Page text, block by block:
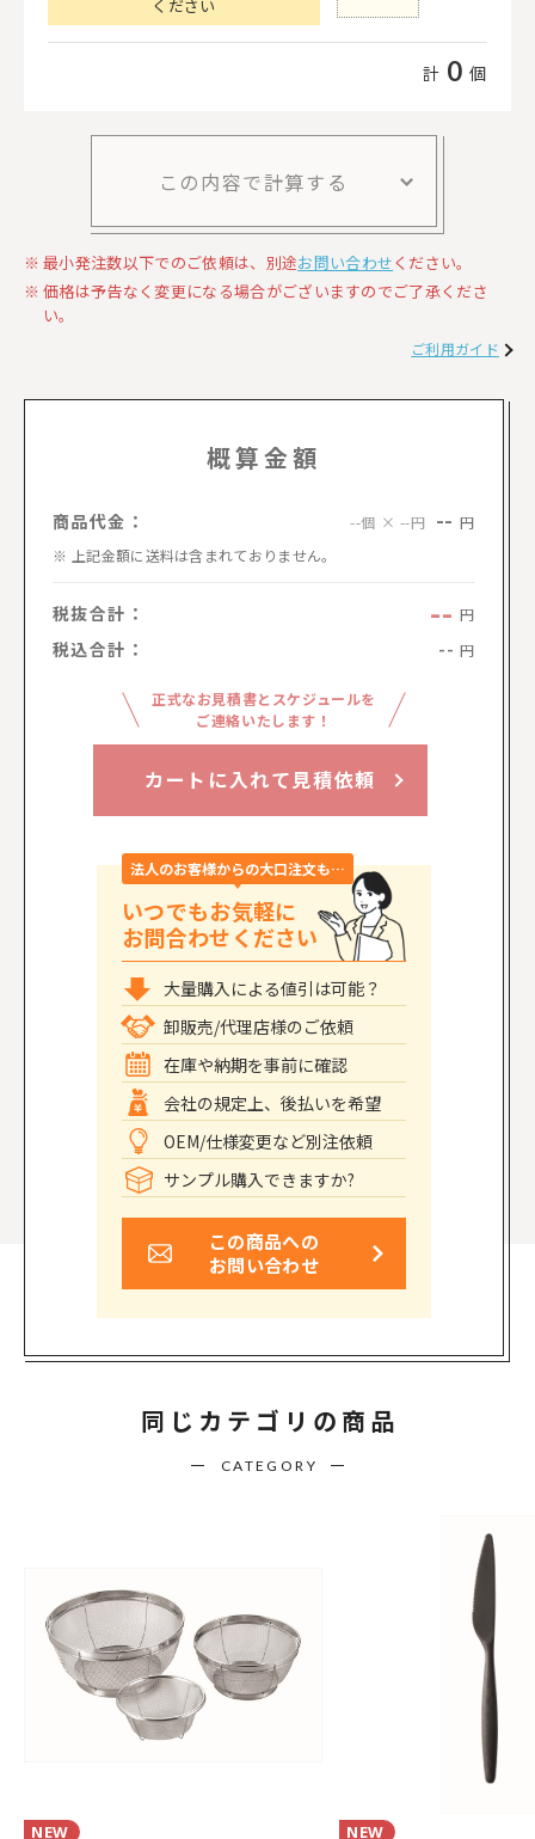
ください
計 0 個
この内容で計算する
最小発注数以下でのご依頼は、別途お問い合わせください。
価格は予告なく変更になる場合がございますのでご了承くださ
い。
ご利用ガイド
概算金額
商品代金： --個 × --円 -- 円
上記金額に送料は含まれておりません。
税抜合計： -- 円
税込合計： -- 円
正式なお見積書とスケジュールを
ご連絡いたします！
カートに入れて見積依頼
法人のお客様からの大口注文も…
いつでもお気軽に
お問合わせください
大量購入による値引は可能？
卸販売/代理店様のご依頼
在庫や納期を事前に確認
会社の規定上、後払いを希望
OEM/仕様変更など別注依頼
サンプル購入できますか?
この商品への
お問い合わせ
同じカテゴリの商品
CATEGORY
NEW NEW